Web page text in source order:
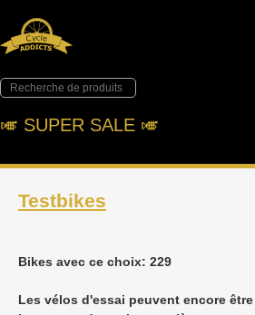
🎺︎ SUPER SALE 🎺︎
Testbikes
Bikes avec ce choix: 229
Les vélos d'essai peuvent encore